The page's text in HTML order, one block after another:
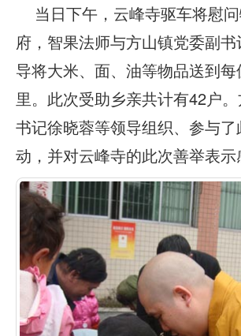
当日下午，云峰寺驱车将慰
府，智果法师与方山镇党委副
导将大米、面、油等物品送到
里。此次受助乡亲共计有42户
书记徐晓蓉等领导组织、参与
动，并对云峰寺的此次善举表示